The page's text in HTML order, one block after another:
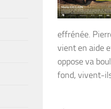
effrénée.
vient en aide
oppose va
fond, vivent-